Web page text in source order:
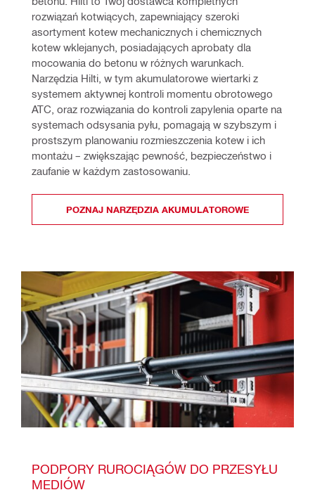
rozwiązań kotwiących, zapewniający szeroki
asortyment kotew mechanicznych i chemicznych
kotew wklejanych, posiadających aprobaty dla
mocowania do betonu w różnych warunkach.
Narzędzia Hilti, w tym akumulatorowe wiertarki z
systemem aktywnej kontroli momentu obrotowego
ATC, oraz rozwiązania do kontroli zapylenia oparte na
systemach odsysania pyłu, pomagają w szybszym i
prostszym planowaniu rozmieszczenia kotew i ich
montażu – zwiększając pewność, bezpieczeństwo i
zaufanie w każdym zastosowaniu.
POZNAJ NARZĘDZIA AKUMULATOROWE
PODPORY RUROCIĄGÓW DO PRZESYŁU
MEDIÓW